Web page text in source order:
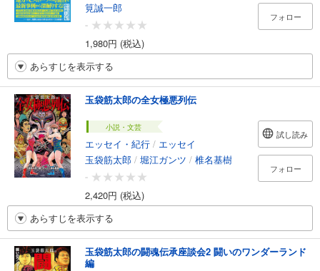
筧誠一郎
-
1,980円 (税込)
フォロー
あらすじを表示する
玉袋筋太郎の全女極悪列伝
小説・文芸
エッセイ・紀行 / エッセイ
玉袋筋太郎 / 堀江ガンツ / 椎名基樹
-
2,420円 (税込)
試し読み
フォロー
あらすじを表示する
玉袋筋太郎の闘魂伝承座談会2 闘いのワンダーランド
編